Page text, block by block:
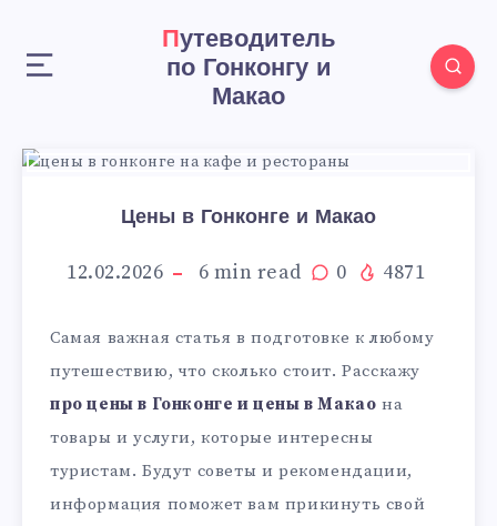
Путеводитель
по Гонконгу и
Макао
Цены в Гонконге и Макао
12.02.2026 6 min read 0 4871
Самая важная статья в подготовке к любому
путешествию, что сколько стоит. Расскажу
про цены в Гонконге и цены в Макао на
товары и услуги, которые интересны
туристам. Будут советы и рекомендации,
информация поможет вам прикинуть свой